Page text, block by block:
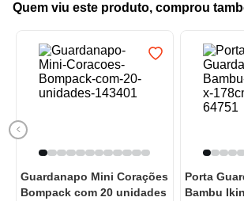
Quem viu este produto, comprou
Guardanapo Mini Corações
Bompack com 20 unidades
Porta
Bambu